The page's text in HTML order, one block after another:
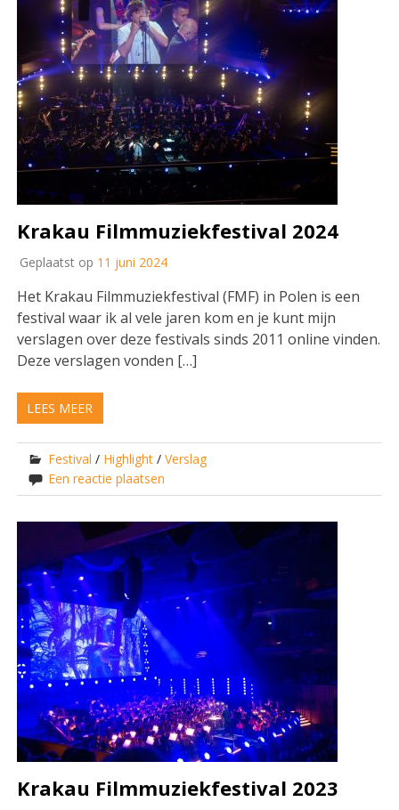
Krakau Filmmuziekfestival 2024
Geplaatst op 11 juni 2024
Het Krakau Filmmuziekfestival (FMF) in Polen is een
festival waar ik al vele jaren kom en je kunt mijn
verslagen over deze festivals sinds 2011 online vinden.
Deze verslagen vonden […]
LEES MEER
Festival / Highlight /Verslag
Een reactie plaatsen
Krakau Filmmuziekfestival 2023